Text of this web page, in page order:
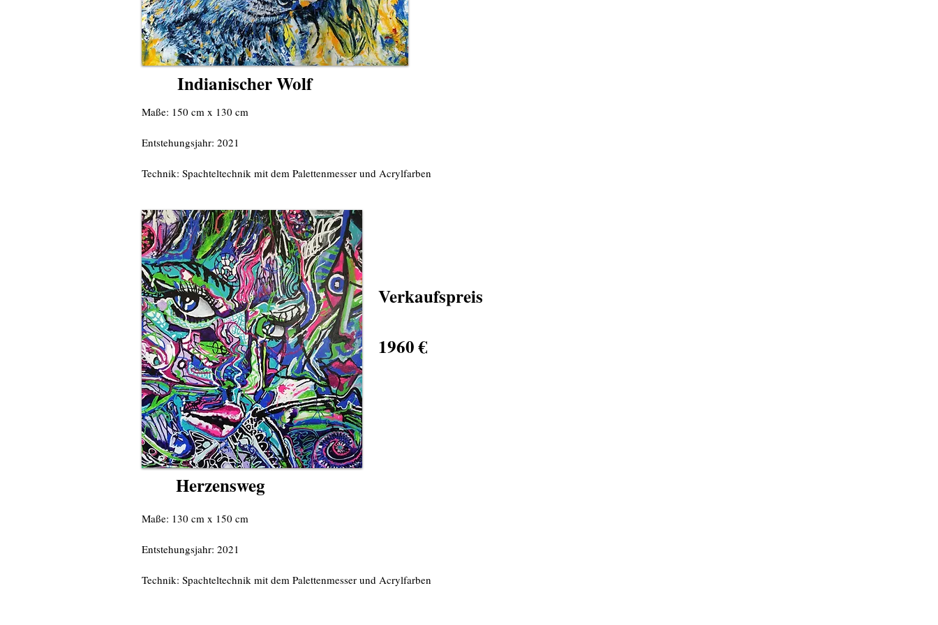
Indianischer Wolf
Maße: 150 cm x 130 cm
Entstehungsjahr: 2021
Technik: Spachteltechnik mit dem Palettenmesser und Acrylfarben
Verkaufspreis
1960 €
Herzensweg
Maße: 130 cm x 150 cm
Entstehungsjahr: 2021
Technik: Spachteltechnik mit dem Palettenmesser und Acrylfarben